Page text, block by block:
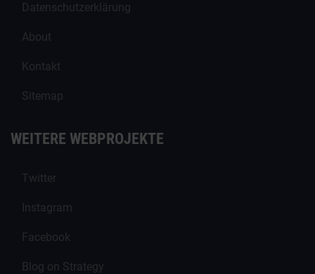
Datenschutzerklärung
About
Kontakt
Sitemap
WEITERE WEBPROJEKTE
Twitter
Instagram
Facebook
Blog on Strategy